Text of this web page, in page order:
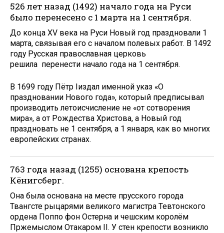
526 лет назад (1492) начало года на Руси
было перенесено с 1 марта на 1 сентября.
До конца XV века на Руси Новый год праздновали 1
марта, связывая его с началом полевых работ. В 1492
году Русская православная церковь
решила перенести начало года на 1 сентября.
В 1699 году Пётр Iиздал именной указ «О
праздновании Нового года», который предписывал
производить летоисчисление не «от сотворения
мира», а от Рождества Христова, а Новый год
праздновать не 1 сентября, а 1 января, как во многих
европейских странах.
763 года назад (1255) основана крепость
Кёнигсберг.
Она была основана на месте прусского города
Твангсте рыцарями великого магистра Тевтонского
ордена Поппо фон Остерна и чешским королём
Пржемыслом Отакаром II. У стен крепости возникло